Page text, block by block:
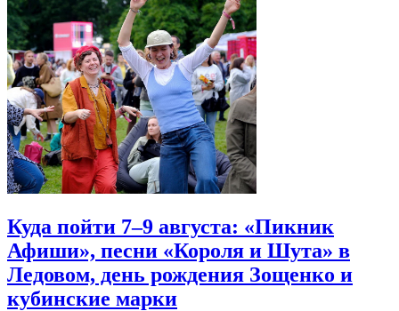
Куда пойти 7–9 августа: «Пикник
Афиши», песни «Короля и Шута» в
Ледовом, день рождения Зощенко и
кубинские марки